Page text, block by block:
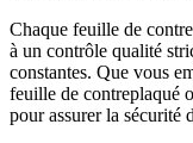
Chaque feuille de
à un contrôle qualité
constantes. Que vous
feuille de contreplaqué
pour assurer la sécurité